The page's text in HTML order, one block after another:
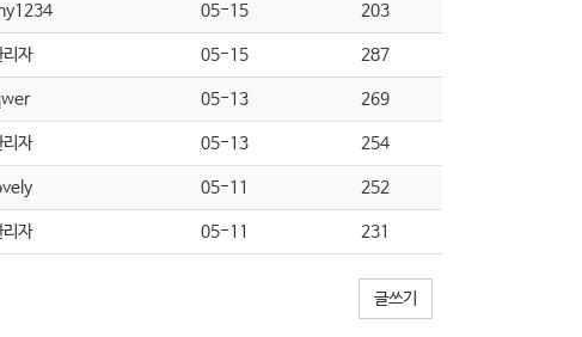
05-15 203
리자 05-15 287
05-13 269
리자 05-13 254
05-11 252
리자 05-11 231
글쓰기